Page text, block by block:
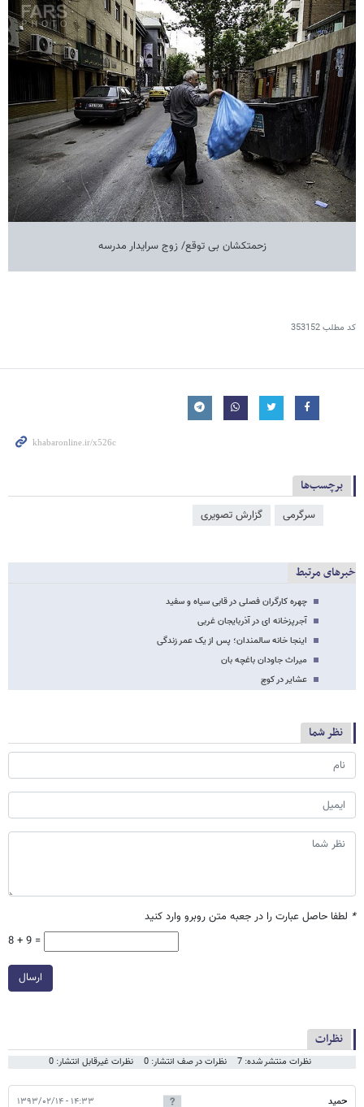
زحمتکشان بی توقع/ زوج سرایدار مدرسه
کد مطلب353152
برچسب‌ها
سرگرمی گزارش تصویری
خبرهای مرتبط
چهره کارگران فصلی در قابی سیاه و سفید
آجرپزخانه ای در آذربایجان غربی
اینجا خانه سالمندان؛ پس از یک عمر زندگی
میراث جاودان باغچه بان
عشایر در کوچ
نظر شما
* لطفا حاصل عبارت را در جعبه متن روبرو وارد کنید
8 + 9 =
ارسال
نظرات
نظرات منتشر شده: 7 نظرات در صف انتشار: 0 نظرات غیرقابل انتشار: 0
حمید ۱۴:۳۳ - ۱۳۹۳/۰۲/۱۴